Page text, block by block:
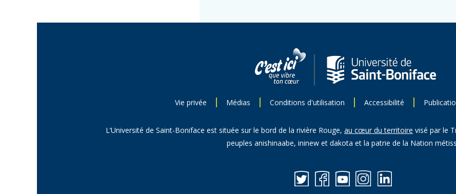
Vie privée Médias Conditions d'utilisation Accessibilité
L’Université de Saint-Boniface est située sur le bord de la rivière Rouge, au cœur du territoire visé par le
peuples anishinaabe, ininew et dakota et la patrie de la Nation